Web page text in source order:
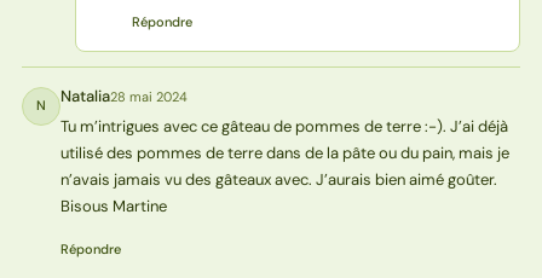
Répondre
N Natalia28 mai 2024
Tu m’intrigues avec ce gâteau de pommes de terre :-). J’ai déjà
utilisé des pommes de terre dans de la pâte ou du pain, mais je
n’avais jamais vu des gâteaux avec. J’aurais bien aimé goûter.
Bisous Martine
Répondre